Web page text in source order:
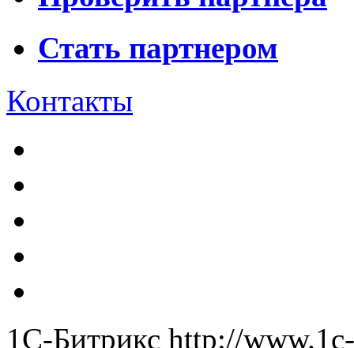
Стать партнером
Контакты
1С-Битрикс http://